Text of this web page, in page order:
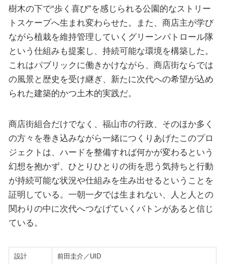
樹木の下で“歩く喜び”を感じられる公園的なストリー
トスケープへ生まれ変わらせた。また、商店主が学び
ながら植栽を維持管理していくグリーンパトロール隊
という仕組みも提案し、持続可能な環境を構築した。
これはパブリックに働きかけながら、商店街ならでは
の風景と歴史を受け継ぎ、新たに次代への希望が込め
られた建築的かつ土木的実践だ。
商店街組合だけでなく、福山市の行政、そのほか多く
の方々を巻き込みながら一緒につくりあげたこのプロ
ジェクトは、ハードを整備すれば何かが変わるという
幻想を抱かず、ひとりひとりの街を思う気持ちと行動
が持続可能な状況や仕組みを生み出せるということを
証明している。一朝一夕では生まれない、人と人との
関わりの中に次代へつなげていくバトンがあると信じ
ている。
設計 前田圭介／UID